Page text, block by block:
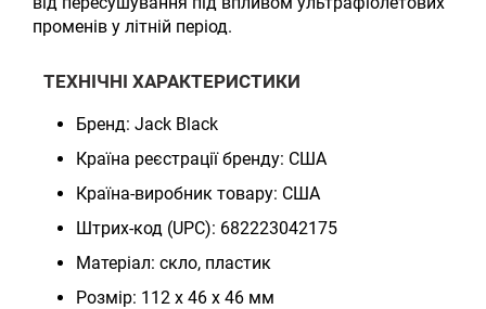
променів у літній період.
ТЕХНІЧНІ ХАРАКТЕРИСТИКИ
Бренд: Jack Black
Країна реєстрації бренду: США
Країна-виробник товару: США
Штрих-код (UPC): 682223042175
Матеріал: скло, пластик
Розмір: 112 x 46 x 46 мм